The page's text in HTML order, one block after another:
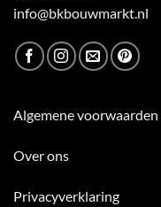
info@bkbouwmarkt.nl
Algemene voorwaarden
Over ons
Privacyverklaring